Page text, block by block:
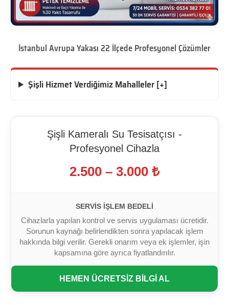
İstanbul Avrupa Yakası 22 İlçede Profesyonel Çözümler
Şişli Hizmet Verdiğimiz Mahalleler [+]
Şişli Kameralı Su Tesisatçısı -
Profesyonel Cihazla
2.500 – 3.000 ₺
SERVIS İŞLEM BEDELI
Cihazlarla yapılan kontrol ve servis uygulaması ücretidir.
Sorunun kaynağı belirlendikten sonra yapılacak işlem
hakkında bilgi verilir. Gerekli onarım veya ek işlemler, işin
kapsamına göre ayrıca fiyatlandırılır.
HEMEN ÜCRETSİZ BİLGİ AL